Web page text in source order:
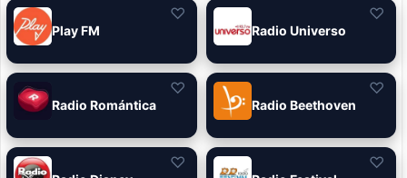
Play FM
♡
Radio Universo
♡
Radio Romántica
♡
Radio Beethoven
♡
♡ ♡